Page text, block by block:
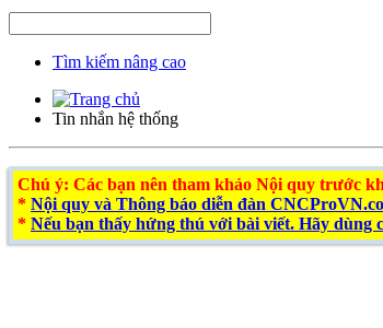
Tìm kiếm nâng cao
Tin nhắn hệ thống
Chú ý: Các bạn nên tham khảo Nội quy trước
* Nội quy và Thông báo diễn đàn
* Nếu bạn thấy hứng thú với bài viết. Hãy dùng